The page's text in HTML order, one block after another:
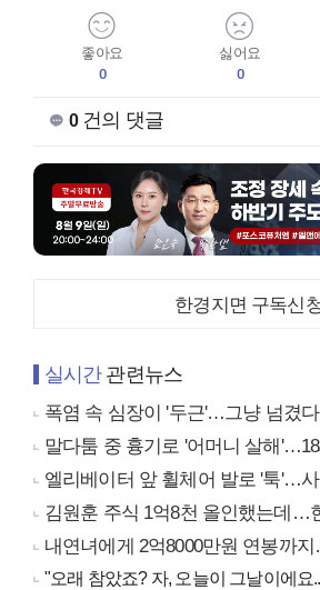
좋아요
0
싫어요
0
0건의 댓글
한경지면 구독신
실시간관련뉴스
폭염 속 심장이 '두근'…그냥 넘겼
말다툼 중 흉기로 '어머니 살해
엘리베이터 앞 휠체어 발로 '툭'…
김원훈 주식 1억8천 올인했는데…
내연녀에게 2억8000만원 연봉까
"오래 참았죠? 자, 오늘이 그날이에요